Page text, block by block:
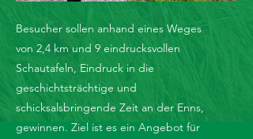
Besucher sollen anhand eines Weges
von 2,4 km und 9 eindrucksvollen
Schautafeln, Eindruck in die
geschichtsträchtige und
schicksalsbringende Zeit an der Enns,
gewinnen. Ziel ist es ein Angebot für